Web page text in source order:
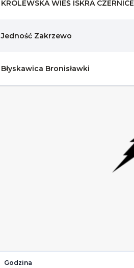
KRÓLEWSKA WIEŚ ISKRA CZERNICE
Jedność Zakrzewo
Błyskawica Bronisławki
Godzina